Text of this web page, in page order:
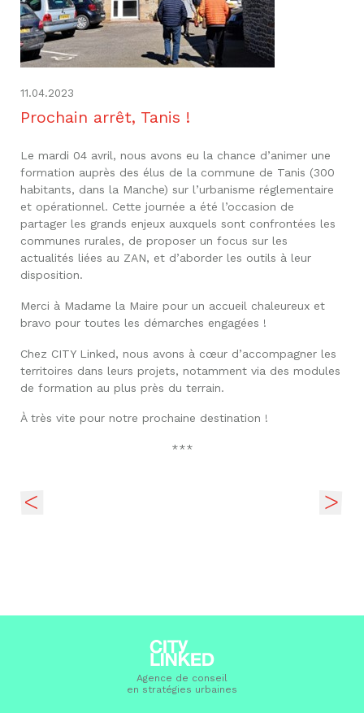
11.04.2023
Prochain arrêt, Tanis !
Le mardi 04 avril, nous avons eu la chance d’animer une
formation auprès des élus de la commune de Tanis (300
habitants, dans la Manche) sur l’urbanisme réglementaire
et opérationnel. Cette journée a été l’occasion de
partager les grands enjeux auxquels sont confrontées les
communes rurales, de proposer un focus sur les
actualités liées au ZAN, et d’aborder les outils à leur
disposition.
Merci à Madame la Maire pour un accueil chaleureux et
bravo pour toutes les démarches engagées !
Chez CITY Linked, nous avons à cœur d’accompagner les
territoires dans leurs projets, notamment via des modules
de formation au plus près du terrain.
À très vite pour notre prochaine destination !
***
Agence de conseil
en stratégies urbaines